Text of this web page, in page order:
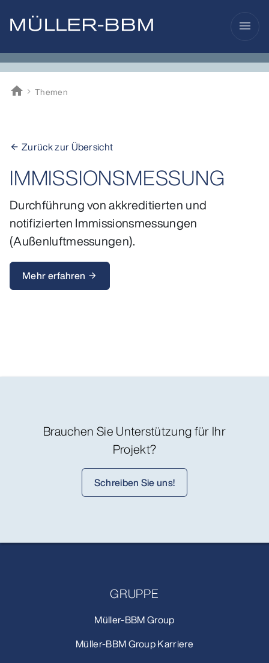
menu
home
Müller-BBM
Themen
arrow_back Zurück zur Übersicht
IMMISSIONSMESSUNG
Durchführung von akkreditierten und
notifizierten Immissionsmessungen
(Außenluftmessungen).
Mehr erfahren arrow_forward
Brauchen Sie Unterstützung für Ihr
Projekt?
Schreiben Sie uns!
GRUPPE
Müller-BBM Group
Müller-BBM Group Karriere